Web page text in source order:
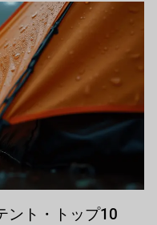
ント・トップ10